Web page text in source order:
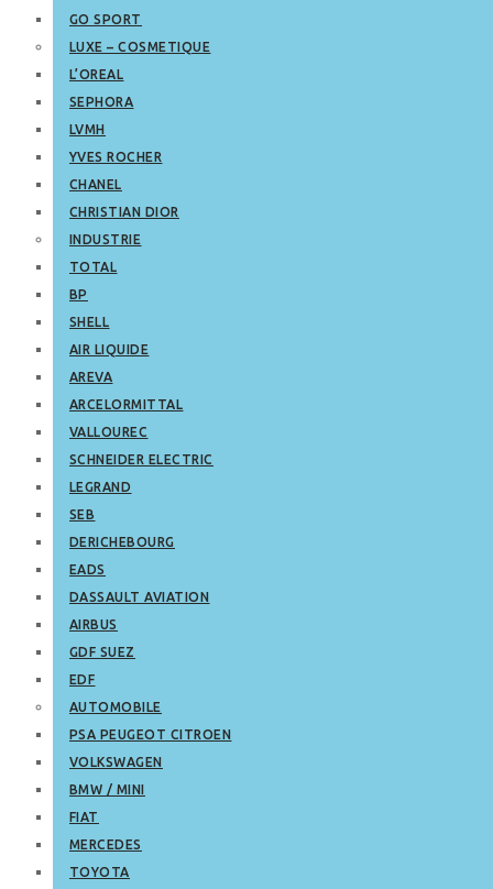
GO SPORT
LUXE – COSMETIQUE
L’OREAL
SEPHORA
LVMH
YVES ROCHER
CHANEL
CHRISTIAN DIOR
INDUSTRIE
TOTAL
BP
SHELL
AIR LIQUIDE
AREVA
ARCELORMITTAL
VALLOUREC
SCHNEIDER ELECTRIC
LEGRAND
SEB
DERICHEBOURG
EADS
DASSAULT AVIATION
AIRBUS
GDF SUEZ
EDF
AUTOMOBILE
PSA PEUGEOT CITROEN
VOLKSWAGEN
BMW / MINI
FIAT
MERCEDES
TOYOTA